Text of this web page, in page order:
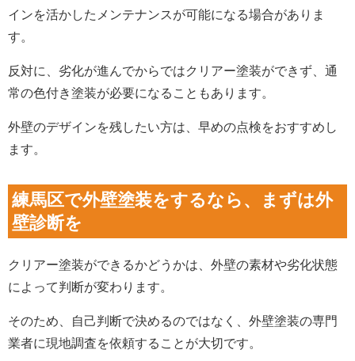
インを活かしたメンテナンスが可能になる場合がありま
す。
反対に、劣化が進んでからではクリアー塗装ができず、通
常の色付き塗装が必要になることもあります。
外壁のデザインを残したい方は、早めの点検をおすすめし
ます。
練馬区で外壁塗装をするなら、まずは外
壁診断を
クリアー塗装ができるかどうかは、外壁の素材や劣化状態
によって判断が変わります。
そのため、自己判断で決めるのではなく、外壁塗装の専門
業者に現地調査を依頼することが大切です。